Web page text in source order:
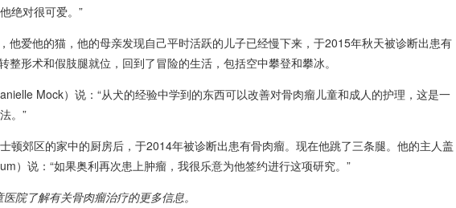
绝对很可爱。”
他爱他的猫，他的母亲发现自己平时活跃的儿子已经慢下来，于2015年秋天被诊断出患有
整形术和假肢腿就位，回到了冒险的生活，包括空中攀登和攀冰。
Mock）说：“从犬的经验中学到的东西可以改善对骨肉瘤儿童和成人的护理，这是一
。”
顿郊区的家中的厨房后，于2014年被诊断出患有骨肉瘤。现在他跳了三条腿。他的主人盖
）说：“如果奥利再次患上肿瘤，我很乐意为他签约进行这项研究。”
院了解有关骨肉瘤治疗的更多信息。